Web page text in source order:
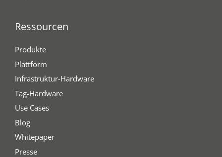
Ressourcen
Produkte
Plattform
Infrastruktur-Hardware
Tag-Hardware
Use Cases
Blog
Whitepaper
Presse